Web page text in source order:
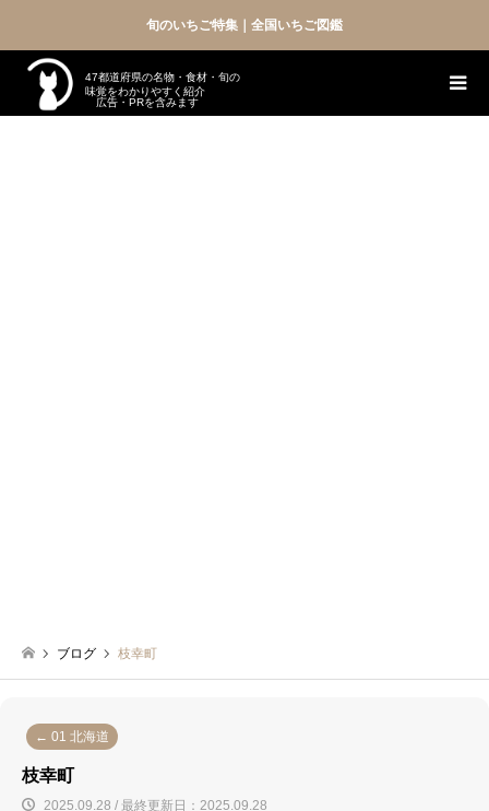
旬のいちご特集｜全国いちご図鑑
47都道府県の名物・食材・旬の
味覚をわかりやすく紹介
広告・PRを含みます
ブログ 枝幸町
← 01 北海道
枝幸町
2025.09.28 / 最終更新日：2025.09.28